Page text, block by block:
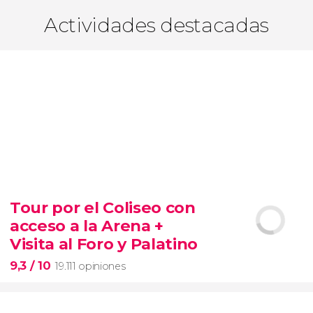
Actividades destacadas
Tour por el Coliseo con
acceso a la Arena +
Visita al Foro y Palatino
9,3 / 10 19.111 opiniones